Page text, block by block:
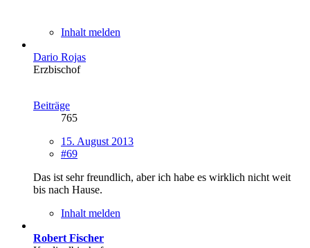
Inhalt melden
Dario Rojas
Erzbischof
Beiträge
765
15. August 2013
#69
Das ist sehr freundlich, aber ich habe es wirklich nicht weit
bis nach Hause.
Inhalt melden
Robert Fischer